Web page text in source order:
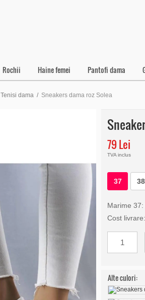
Rochii Haine femei Pantofi dama
Tenisi dama / Sneakers dama roz Solea
79 Lei
TVA inclus
37 38
Marime 37:
Cost livrare:
Alte culori: